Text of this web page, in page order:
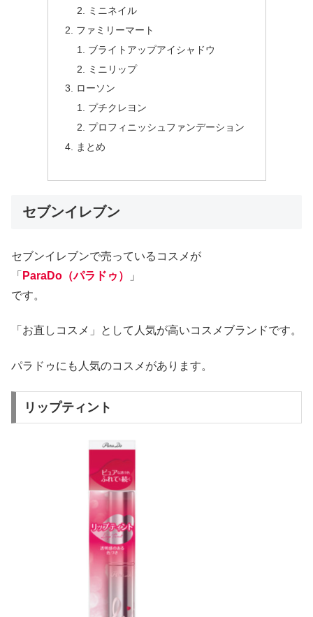
ミニネイル
ファミリーマート
ブライトアップアイシャドウ
ミニリップ
ローソン
プチクレヨン
プロフィニッシュファンデーション
まとめ
セブンイレブン
セブンイレブンで売っているコスメが
「 ParaDo（パラドゥ）
」
です。
「お直しコスメ」として人気が高いコスメブランドです。
パラドゥにも人気のコスメがあります。
リップティント